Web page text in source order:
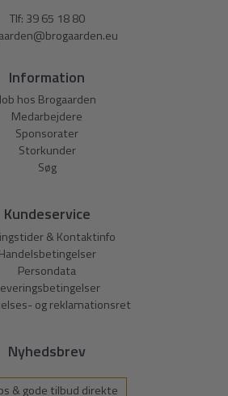
Tlf: 39 65 18 80
Information
hos Brogaarden
Medarbejdere
Sponsorater
Storkunder
Søg
Kundeservice
& Kontaktinfo
Handelsbetingelser
Persondata
og reklamationsret
Nyhedsbrev
& gode tilbud direkte